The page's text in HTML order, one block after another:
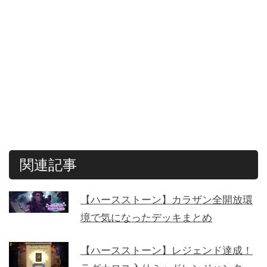
関連記事
【ハースストーン】カラザン全開放環
境で気になったデッキまとめ
【ハースストーン】レジェンド達成！